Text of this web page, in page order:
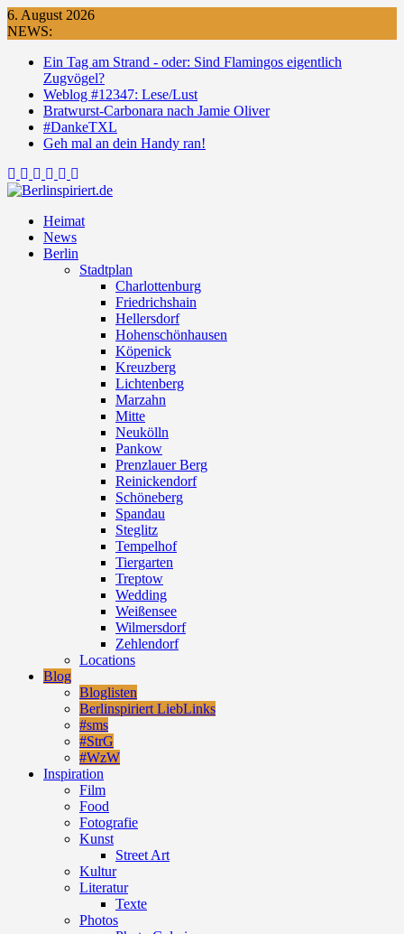
Skip
to
6. August 2026
NEWS:
Ein Tag am Strand - oder: Sind Flamingos eigentlich
Zugvögel?
Weblog #12347: Lese/Lust
Bratwurst-Carbonara nach Jamie Oliver
#DankeTXL
Geh mal an dein Handy ran!
Heimat
News
Berlin
Stadtplan
Charlottenburg
Friedrichshain
Hellersdorf
Hohenschönhausen
Köpenick
Kreuzberg
Lichtenberg
Marzahn
Mitte
Neukölln
Pankow
Prenzlauer Berg
Reinickendorf
Schöneberg
Spandau
Steglitz
Tempelhof
Tiergarten
Treptow
Wedding
Weißensee
Wilmersdorf
Zehlendorf
Locations
Blog
Bloglisten
Berlinspiriert LiebLinks
#sms
#StrG
#WzW
Inspiration
Film
Food
Fotografie
Kunst
Street Art
Kultur
Literatur
Texte
Photos